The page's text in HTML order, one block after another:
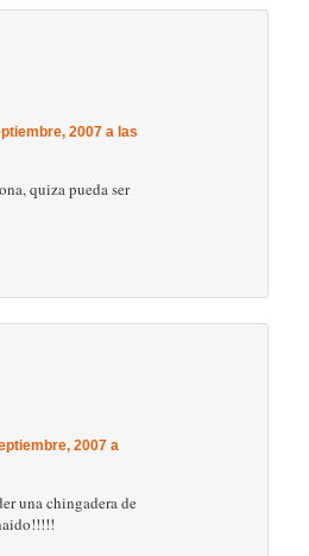
2007 a las
quiza pueda ser
2007 a
una chingadera de